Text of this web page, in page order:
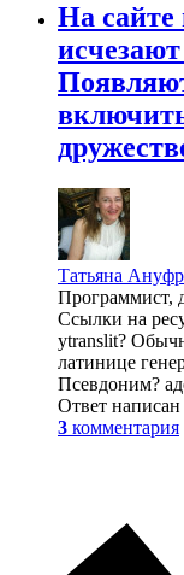
На
Татьяна
Программист,
Ссылки на
ytranslit?
латинице
Псевдоним?
Ответ написан
3 комментария